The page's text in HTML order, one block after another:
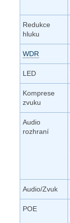
Redukce
hluku
WDR
LED
Komprese
zvuku
Audio
rozhraní
Audio/Zvuk
POE